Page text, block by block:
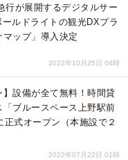
行が展開するデジタルサー
ルドライトの観光DXプラ
ップ」導入決定
2022年10月25日 04時
】設備が全て無料！時間貸
ブルースペース上野駅前
式オープン（本施設で２
2022年07月22日 01時